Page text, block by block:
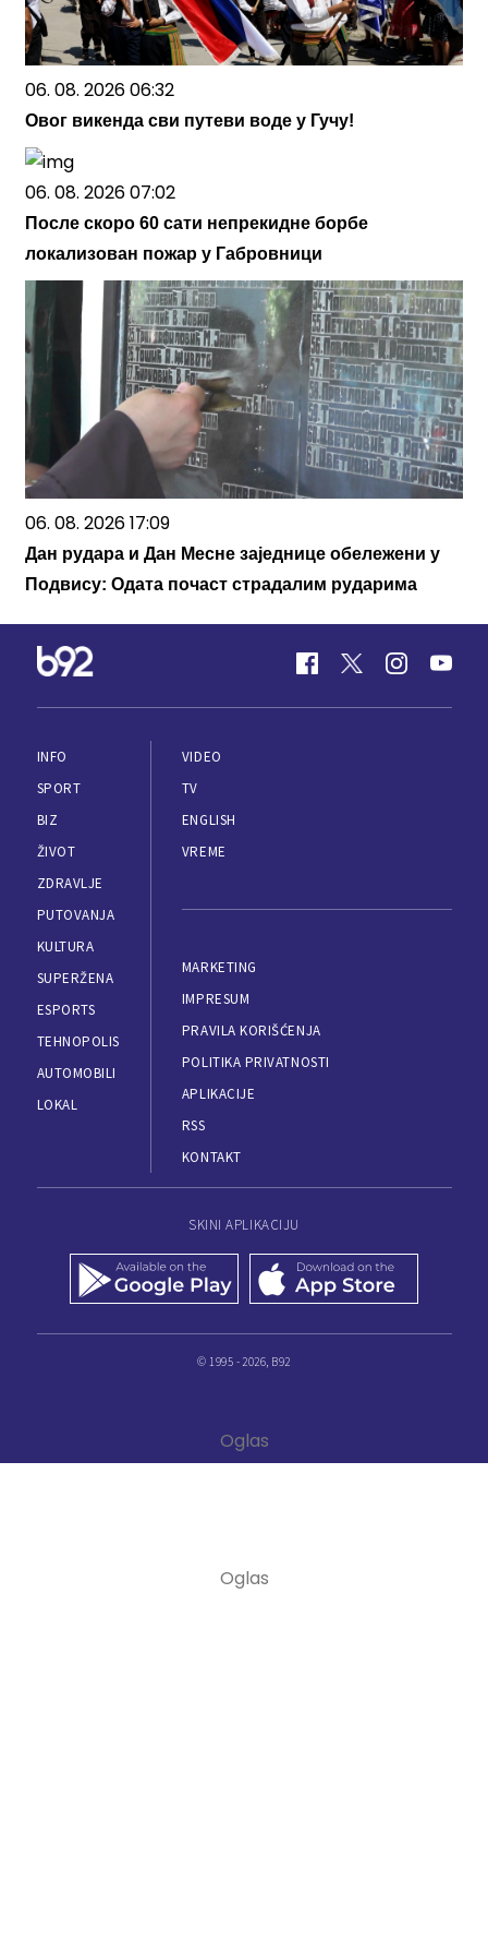
06. 08. 2026 06:32
Овог викенда сви путеви воде у Гучу!
06. 08. 2026 07:02
После скоро 60 сати непрекидне борбе
локализован пожар у Габровници
06. 08. 2026 17:09
Дан рудара и Дан Месне заједнице обележени у
Подвису: Одата почаст страдалим рударима
INFO
SPORT
BIZ
ŽIVOT
ZDRAVLJE
PUTOVANJA
KULTURA
SUPERŽENA
ESPORTS
TEHNOPOLIS
AUTOMOBILI
LOKAL
VIDEO
TV
ENGLISH
VREME
MARKETING
IMPRESUM
PRAVILA KORIŠĆENJA
POLITIKA PRIVATNOSTI
APLIKACIJE
RSS
KONTAKT
SKINI APLIKACIJU
© 1995 - 2026, B92